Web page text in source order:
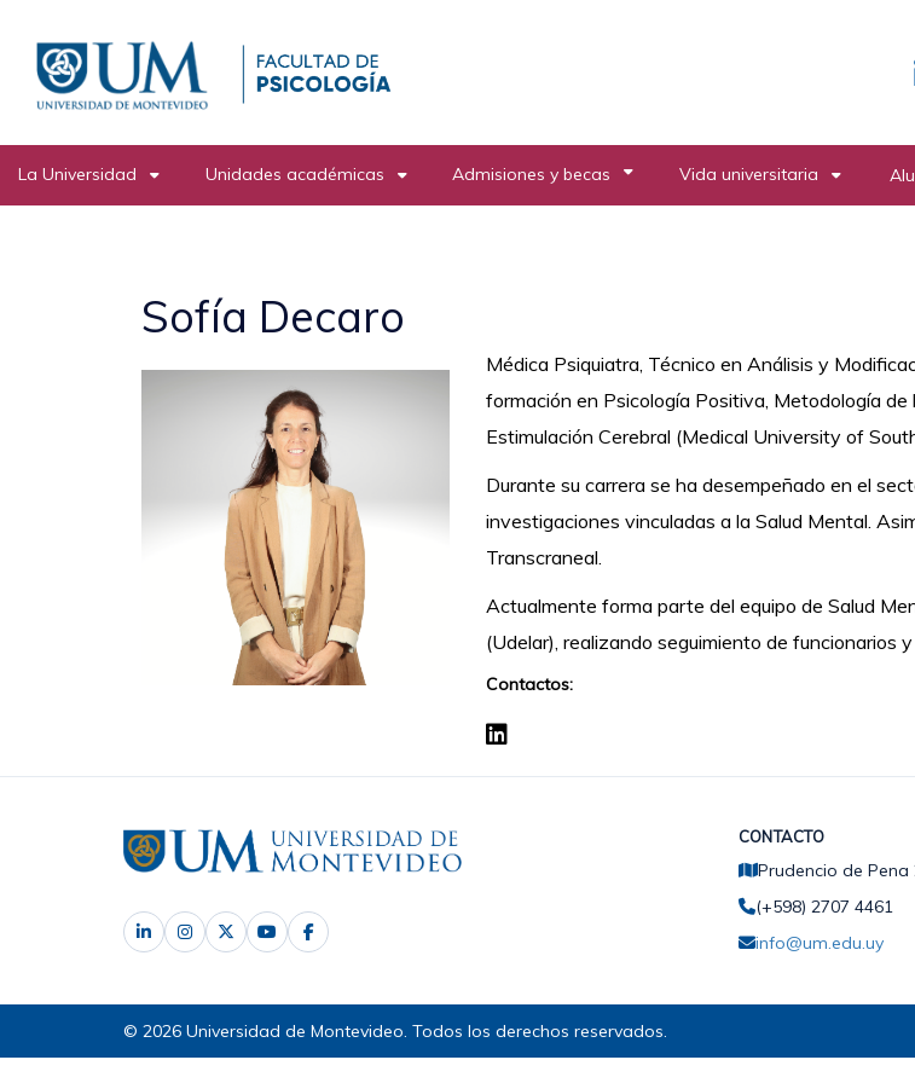
contenido
principal
La Universidad Unidades académicas Admisiones y becas Vida universitaria
Sofía Decaro
Médica Psiquiatra, Técnico en Análisis y
formación en Psicología Positiva, Metodología
Estimulación Cerebral (Medical University of
Durante su carrera se ha desempeñado en el
investigaciones vinculadas a la Salud Mental.
Transcraneal.
Actualmente forma parte del equipo de Salud
(Udelar), realizando seguimiento de funcionarios
Contactos:
CONTACTO
Prudencio de Pena
(+598) 2707 4461
info@um.edu.uy
© 2026 Universidad de Montevideo. Todos los derechos reservados.